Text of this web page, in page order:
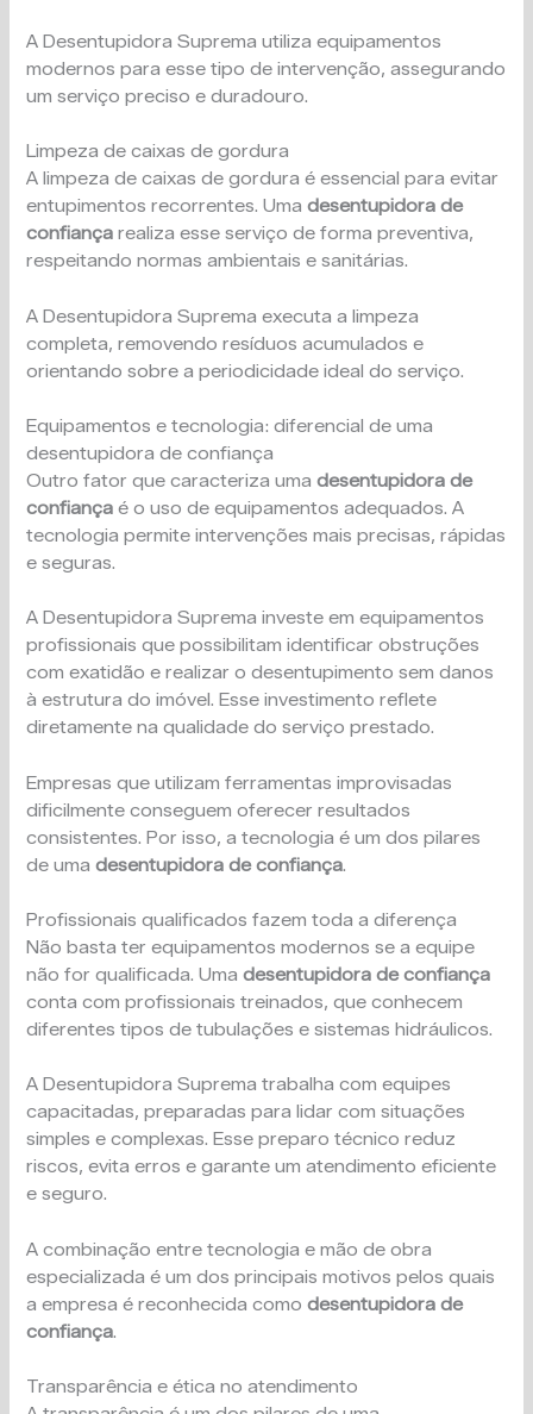
A Desentupidora Suprema utiliza equipamentos
modernos para esse tipo de intervenção, assegurando
um serviço preciso e duradouro.
Limpeza de caixas de gordura
A limpeza de caixas de gordura é essencial para evitar
entupimentos recorrentes. Umadesentupidora de
confiança realiza esse serviço de forma preventiva,
respeitando normas ambientais e sanitárias.
A Desentupidora Suprema executa a limpeza
completa, removendo resíduos acumulados e
orientando sobre a periodicidade ideal do serviço.
Equipamentos e tecnologia: diferencial de uma
desentupidora de confiança
Outro fator que caracteriza umadesentupidora de
confiança é o uso de equipamentos adequados. A
tecnologia permite intervenções mais precisas, rápidas
e seguras.
A Desentupidora Suprema investe em equipamentos
profissionais que possibilitam identificar obstruções
com exatidão e realizar o desentupimento sem danos
à estrutura do imóvel. Esse investimento reflete
diretamente na qualidade do serviço prestado.
Empresas que utilizam ferramentas improvisadas
dificilmente conseguem oferecer resultados
consistentes. Por isso, a tecnologia é um dos pilares
de umadesentupidora de confiança.
Profissionais qualificados fazem toda a diferença
Não basta ter equipamentos modernos se a equipe
não for qualificada. Umadesentupidora de confiança
conta com profissionais treinados, que conhecem
diferentes tipos de tubulações e sistemas hidráulicos.
A Desentupidora Suprema trabalha com equipes
capacitadas, preparadas para lidar com situações
simples e complexas. Esse preparo técnico reduz
riscos, evita erros e garante um atendimento eficiente
e seguro.
A combinação entre tecnologia e mão de obra
especializada é um dos principais motivos pelos quais
a empresa é reconhecida comodesentupidora de
confiança.
Transparência e ética no atendimento